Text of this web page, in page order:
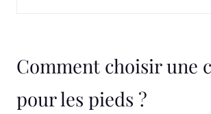
Comment choisir une
pour les pieds ?